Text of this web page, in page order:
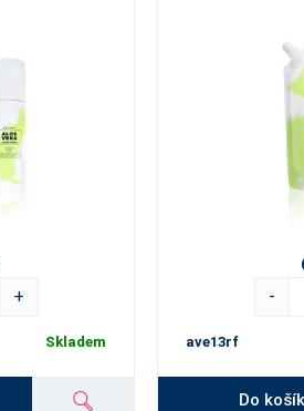
+
Skladem
-
ave13rf
Do